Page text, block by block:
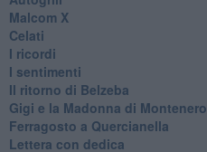
Malcom X
Celati
I ricordi
I sentimenti
Il ritorno di Belzeba
Gigi e la Madonna di Montenero
Ferragosto a Quercianella
Lettera con dedica